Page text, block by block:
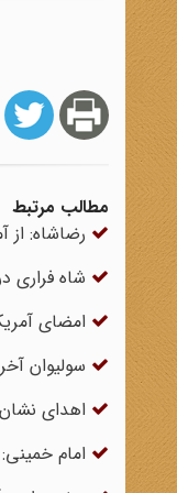
مطالب مرتبط
رضاشاه: از
شاه فراری
امضای
سولیوان
اهدای نشان درجه ۱ همایون
امام